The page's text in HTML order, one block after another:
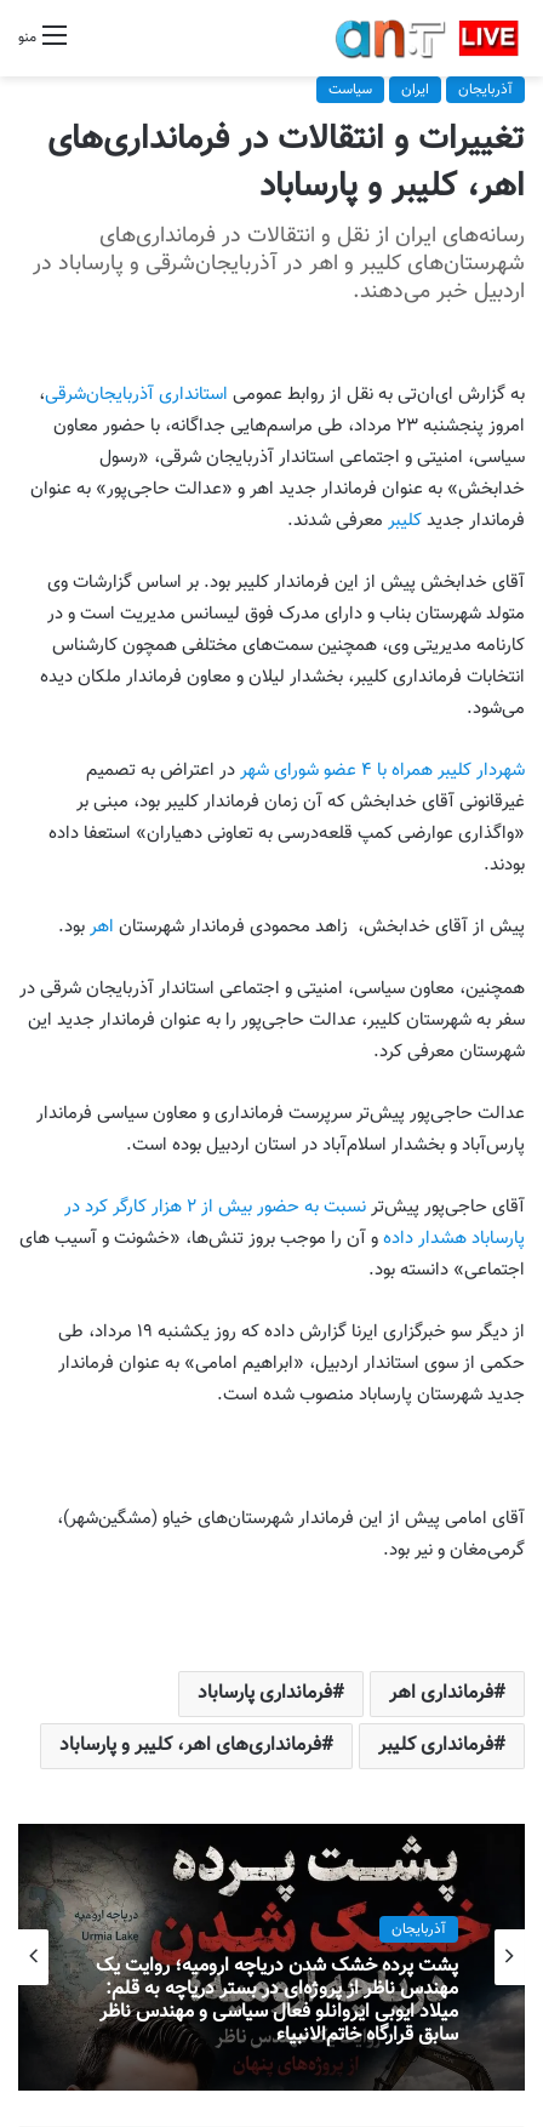
منو
آذربایجان ایران سیاست
تغییرات و انتقالات در فرمانداری‌های
اهر، کلیبر و پارساباد
رسانه‌های ایران از نقل و انتقالات در فرمانداری‌های
شهرستان‌های کلیبر و اهر در آذربایجان‌شرقی و پارساباد در
اردبیل خبر می‌دهند.
به گزارش ای‌ان‌تی به نقل از روابط عمومی استانداری آذربایجان‌شرقی،
امروز پنجشنبه ۲۳ مرداد، طی مراسم‌هایی جداگانه، با حضور معاون
سیاسی، امنیتی و اجتماعی استاندار آذربایجان شرقی، «رسول
خدابخش» به عنوان فرماندار جدید اهر و «عدالت حاجی‌پور» به عنوان
فرماندار جدیدکلیبر معرفی شدند.
آقای خدابخش پیش‌ از این فرماندار کلیبر بود. بر اساس گزارشات وی
متولد شهرستان بناب و دارای مدرک فوق لیسانس مدیریت است و در
کارنامه مدیریتی وی، همچنین سمت‌های مختلفی همچون کارشناس
انتخابات فرمانداری کلیبر، بخشدار لیلان و معاون فرماندار ملکان دیده
می‌شود.
شهردار کلیبر همراه با ۴ عضو شورای شهر
در اعتراض به تصمیم
غیرقانونی آقای خدابخش که آن زمان فرماندار کلیبر بود، مبنی بر
«واگذاری عوارضی کمپ قلعه‌درسی به تعاونی دهیاران» استعفا داده
بودند.
پیش از آقای خدابخش، زاهد محمودی فرماندار شهرستان اهربود.
همچنین، معاون سیاسی، امنیتی و اجتماعی استاندار آذربایجان شرقی در
سفر به شهرستان کلیبر، عدالت حاجی‌پور را به عنوان فرماندار جدید این
شهرستان معرفی کرد.
عدالت حاجی‌پور پیش‌تر سرپرست فرمانداری و معاون سیاسی فرماندار
پارس‌آباد و بخشدار اسلام‌آباد در استان اردبیل بوده است.
آقای حاجی‌پور پیش‌تر
نسبت به حضور بیش از ۲ هزار کارگر کرد در
پارساباد هشدار دادهو آن را موجب بروز تنش‌ها، «خشونت و آسیب های
اجتماعی» دانسته بود.
از دیگر سو خبرگزاری ایرنا گزارش داده که روز یکشنبه ۱۹ مرداد، طی
حکمی از سوی استاندار اردبیل، «ابراهیم امامی» به عنوان فرماندار
جدید شهرستان پارساباد منصوب شده است.
آقای امامی پیش از این فرماندار شهرستان‌های خیاو (مشگین‌شهر)،
گرمی‌مغان و نیر بود.
فرمانداری اهر
فرمانداری پارساباد
فرمانداری کلیبر
فرمانداری‌های اهر، کلیبر و پارساباد
آذربایجان
پشت پرده خشک شدن دریاچه ارومیه؛ روایت یک
مهندس ناظر از پروژه‌ای در بستر دریاچه به قلم:
میلاد ایوبی ایروانلو فعال سیاسی و مهندس ناظر
سابق قرارگاه خاتم‌الانبیاء